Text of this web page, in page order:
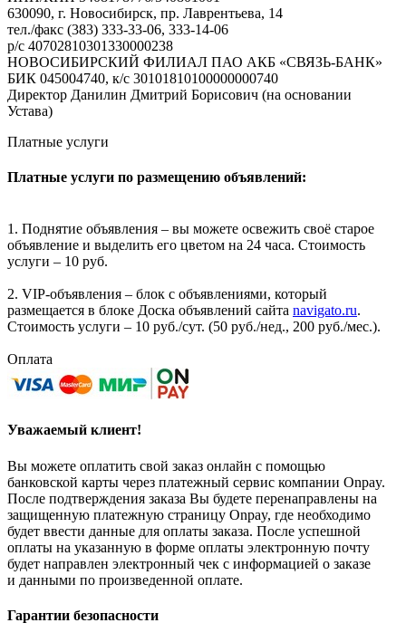
630090, г. Новосибирск, пр. Лаврентьева, 14
тел./факс (383) 333-33-06, 333-14-06
р/с 40702810301330000238
НОВОСИБИРСКИЙ ФИЛИАЛ ПАО АКБ «СВЯЗЬ-БАНК»
БИК 045004740, к/с 30101810100000000740
Директор Данилин Дмитрий Борисович (на основании
Устава)
Платные услуги
Платные услуги по размещению объявлений:
1. Поднятие объявления – вы можете освежить своё старое
объявление и выделить его цветом на 24 часа. Стоимость
услуги – 10 руб.
2. VIP-объявления – блок с объявлениями, который
размещается в блоке Доска объявлений сайта navigato.ru.
Стоимость услуги – 10 руб./сут. (50 руб./нед., 200 руб./мес.).
Оплата
Уважаемый клиент!
Вы можете оплатить свой заказ онлайн с помощью
банковской карты через платежный сервис компании Onpay.
После подтверждения заказа Вы будете перенаправлены на
защищенную платежную страницу Onpay, где необходимо
будет ввести данные для оплаты заказа. После успешной
оплаты на указанную в форме оплаты электронную почту
будет направлен электронный чек с информацией о заказе
и данными по произведенной оплате.
Гарантии безопасности